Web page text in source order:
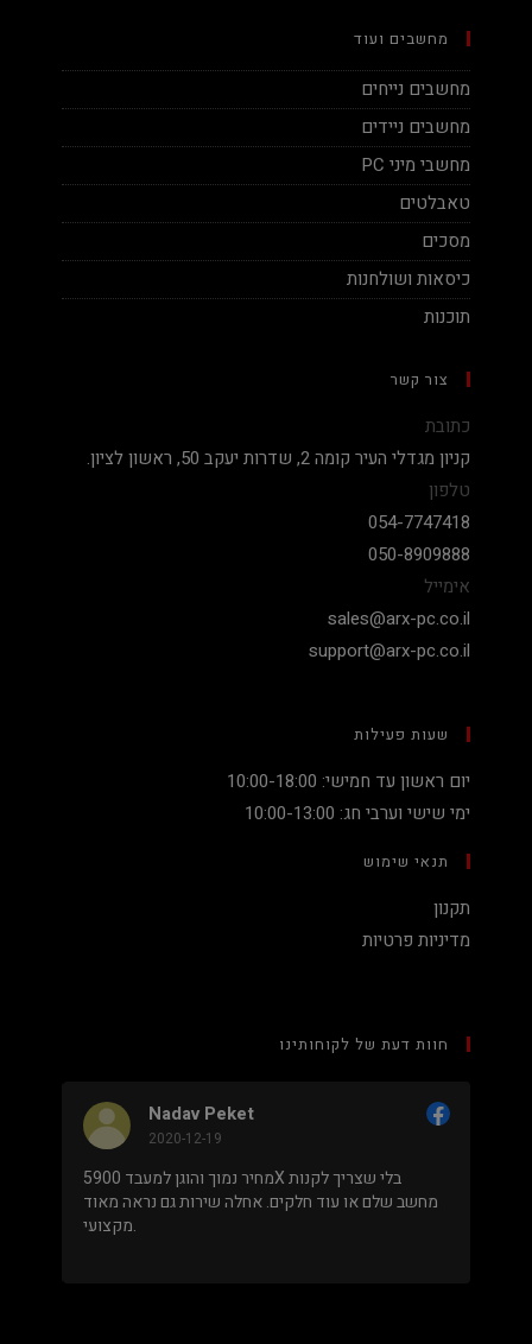
מחשבים ועוד
מחשבים נייחים
מחשבים ניידים
מחשבי מיני PC
טאבלטים
מסכים
כיסאות ושולחנות
תוכנות
צור קשר
כתובת
קניון מגדלי העיר קומה 2, שדרות יעקב 50, ראשון לציון.
טלפון
054-7747418
050-8909888
אימייל
sales@arx-pc.co.il
support@arx-pc.co.il
שעות פעילות
יום ראשון עד חמישי: 10:00-18:00
ימי שישי וערבי חג: 10:00-13:00
תנאי שימוש
תקנון
מדיניות פרטיות
חוות דעת של לקוחותינו
Nadav Peket
2020-12-19
מחיר נמוך והוגן למעבד 5900X בלי שצריך לקנות
מחשב שלם או עוד חלקים. אחלה שירות גם נראה מאוד
מקצועי.